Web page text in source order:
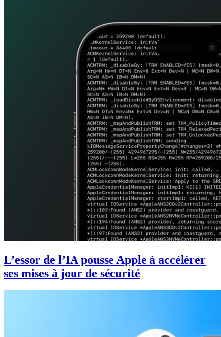
L’essor de l’IA pousse Apple à accélérer
ses mises à jour de sécurité